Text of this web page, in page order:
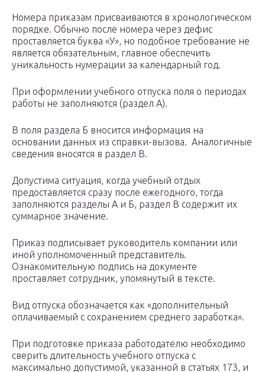
Номера приказам присваиваются в хронологическом
порядке. Обычно после номера через дефис
проставляется буква «У», но подобное требование не
является обязательным, главное обеспечить
уникальность нумерации за календарный год.
При оформлении учебного отпуска поля о периодах
работы не заполняются (раздел А).
В поля раздела Б вносится информация на
основании данных из справки-вызова. Аналогичные
сведения вносятся в раздел В.
Допустима ситуация, когда учебный отдых
предоставляется сразу после ежегодного, тогда
заполняются разделы А и Б, раздел В содержит их
суммарное значение.
Приказ подписывает руководитель компании или
иной уполномоченный представитель.
Ознакомительную подпись на документе
проставляет сотрудник, упомянутый в тексте.
Вид отпуска обозначается как «дополнительный
оплачиваемый с сохранением среднего заработка».
При подготовке приказа работодателю необходимо
сверить длительность учебного отпуска с
максимально допустимой, указанной в статьях 173, и